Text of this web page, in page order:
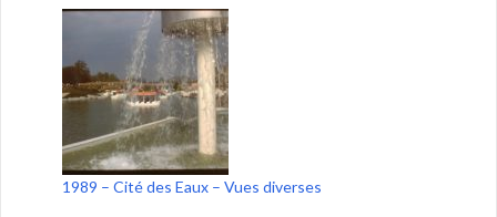
1989 – Cité des Eaux – Vues diverses